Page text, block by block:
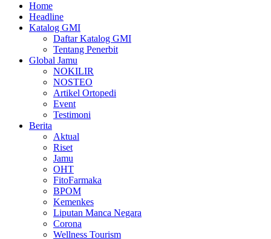
Home
Headline
Katalog GMI
Daftar Katalog GMI
Tentang Penerbit
Global Jamu
NOKILIR
NOSTEO
Artikel Ortopedi
Event
Testimoni
Berita
Aktual
Riset
Jamu
OHT
FitoFarmaka
BPOM
Kemenkes
Liputan Manca Negara
Corona
Wellness Tourism